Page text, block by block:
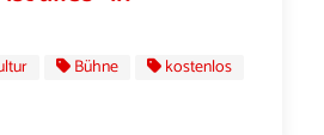
Bühne
kostenlos